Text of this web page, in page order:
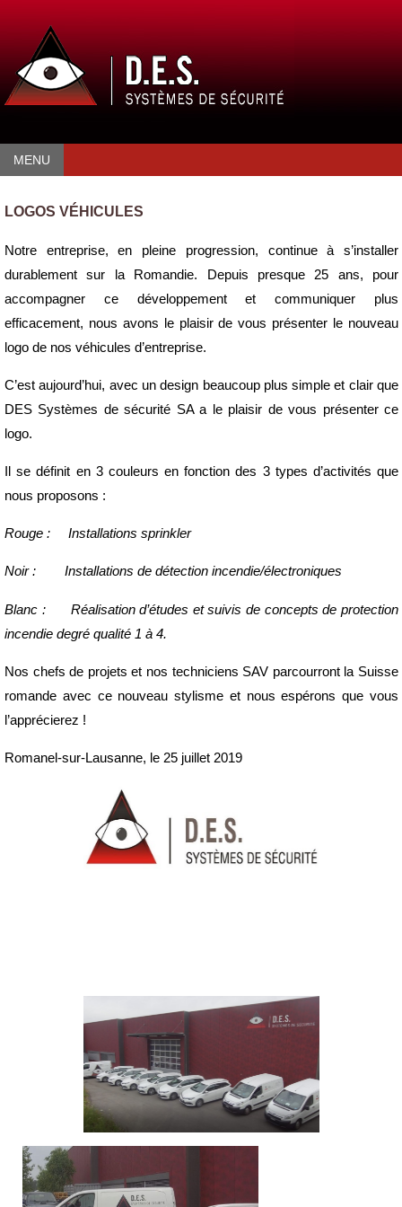
MENU
LOGOS VÉHICULES
Notre entreprise, en pleine progression, continue à s’installer
durablement sur la Romandie. Depuis presque 25 ans, pour
accompagner ce développement et communiquer plus
efficacement, nous avons le plaisir de vous présenter le nouveau
logo de nos véhicules d’entreprise.
C’est aujourd’hui, avec un design beaucoup plus simple et clair que
DES Systèmes de sécurité SA a le plaisir de vous présenter ce
logo.
Il se définit en 3 couleurs en fonction des 3 types d’activités que
nous proposons :
Rouge : Installations sprinkler
Noir : Installations de détection incendie/électroniques
Blanc : Réalisation d’études et suivis de concepts de protection
incendie degré qualité 1 à 4.
Nos chefs de projets et nos techniciens SAV parcourront la Suisse
romande avec ce nouveau stylisme et nous espérons que vous
l’apprécierez !
Romanel-sur-Lausanne, le 25 juillet 2019